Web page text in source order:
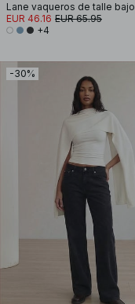
Lane vaqueros de talle bajo
EUR 46.16 EUR 65.95
+4
-30%